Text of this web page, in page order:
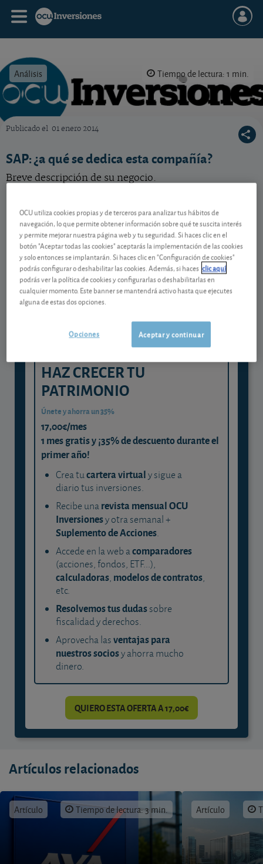
Análisis Tiempo de lectura: 1 min.
Publicado el 01 enero 2014
SAP: ¿a qué se dedica esta compañía?
Breve descripción de su negocio.
Contenido reservado a SOCIOS
Gestiona tu dinero con visión
experta
y consigue que cada euro trabaje
para ti
HAZ CRECER TU
PATRIMONIO
Únete y ahorra un 35%
17,00€/mes
1 mes gratis y ¡35% de descuento durante el
primer año!
Crea tucartera virtualy sigue a
diario tus inversiones.
Recibe unarevista mensual OCU
Inversionesy otra semanal +
Suplemento de Acciones.
Accede en la web acomparadores
(acciones, fondos, ETF...),
calculadoras, modelos de contratos,
etc.
Resolvemos tus dudassobre
fiscalidad y derechos.
Aprovecha lasventajas para
nuestros sociosy ahorra mucho
dinero.
QUIERO ESTA OFERTA A 17,00€
Artículos relacionados
Artículo Tiempo de lectura: 3 min. Artículo
OCU utiliza cookies propias y de terceros para analizar tus hábitos de
navegación, lo que permite obtener información sobre qué te suscita interés
y permite mejorar nuestra página web y tu seguridad. Si haces clic en el
botón "Aceptar todas las cookies" aceptarás la implementación de las cookies
y solo entonces se implantarán. Si haces clic en "Configuración de cookies"
podrás configurar o deshabilitar las cookies. Además, si haces clic aquí
podrás ver la política de cookies y configurarlas o deshabilitarlas en
cualquier momento. Este banner se mantendrá activo hasta que ejecutes
alguna de estas dos opciones.
Aceptar y continuar
Opciones